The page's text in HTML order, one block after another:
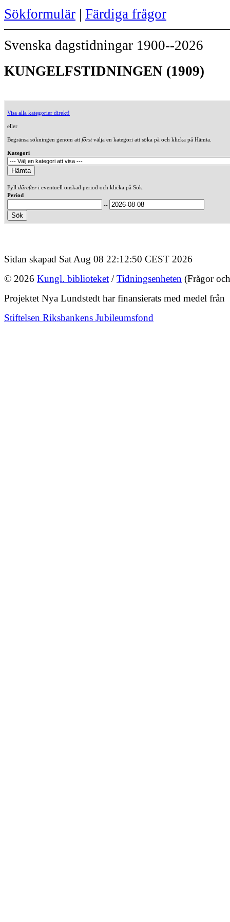
Sökformulär | Färdiga frågor
Svenska dagstidningar 1900--2026
KUNGELFSTIDNINGEN (1909)
Visa alla kategorier direkt!
eller
Begränsa sökningen genom att förstvälja en kategori att söka på och klicka på Hämta.
Kategori
Fyll därefteri eventuell önskad period och klicka på Sök.
Period
--
Sidan skapad Sat Aug 08 22:12:50 CEST 2026
© 2026 Kungl. biblioteket /Tidningsenheten (Frågor
Projektet Nya Lundstedt har finansierats med medel från
Stiftelsen Riksbankens Jubileumsfond